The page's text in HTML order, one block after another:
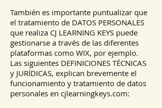
También es importante puntualizar que
el tratamiento de DATOS PERSONALES
que realiza CJ LEARNING KEYS puede
gestionarse a través de las diferentes
plataformas como WIX, por ejemplo.
Las siguientes DEFINICIONES TÉCNICAS
y JURÍDICAS, explican brevemente el
funcionamiento y tratamiento de datos
personales en cjlearningkeys.com: